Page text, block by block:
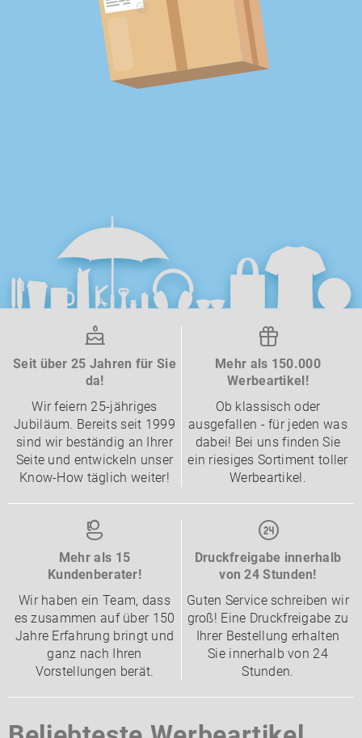
Seit über 25 Jahren für Sie
da!
Wir feiern 25-jähriges
Jubiläum. Bereits seit 1999
sind wir beständig an Ihrer
Seite und entwickeln unser
Know-How täglich weiter!
Mehr als 150.000
Werbeartikel!
Ob klassisch oder
ausgefallen - für jeden was
dabei! Bei uns finden Sie
ein riesiges Sortiment toller
Werbeartikel.
Mehr als 15
Kundenberater!
Wir haben ein Team, dass
es zusammen auf über 150
Jahre Erfahrung bringt und
ganz nach Ihren
Vorstellungen berät.
Druckfreigabe innerhalb
von 24 Stunden!
Guten Service schreiben wir
groß! Eine Druckfreigabe zu
Ihrer Bestellung erhalten
Sie innerhalb von 24
Stunden.